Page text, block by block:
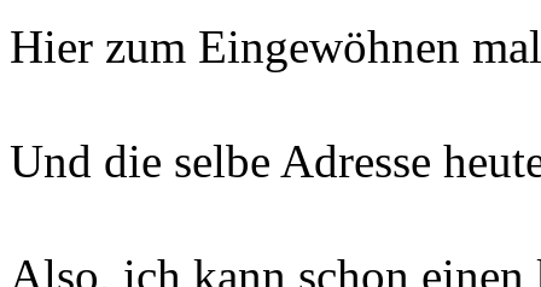
Hier zum Eingewöhnen
Und die selbe Adresse
Also, ich kann schon